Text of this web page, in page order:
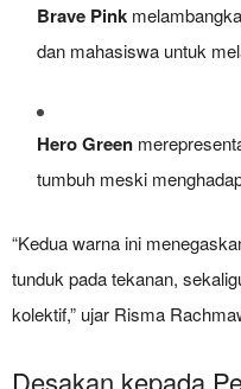
Brave Pink
dan mahasiswa untuk
Hero Green
tumbuh meski
“Kedua warna ini
tunduk pada tekanan,
kolektif,” ujar Risma
Desakan kepada